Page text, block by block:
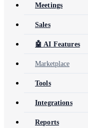
Meetings
Sales
🤖 AI Features
Marketplace
Tools
Integrations
Reports